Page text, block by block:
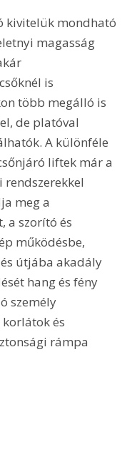
kivitelük mondható
magasság
is
több megálló is
de platóval
A különféle
liftek már a
meg a
a szorító és
működésbe,
útjába akadály
hang és fény
személy
és
rámpa